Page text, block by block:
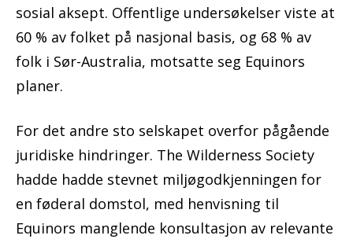
sosial aksept. Offentlige undersøkelser viste at
60 % av folket på nasjonal basis, og 68 % av
folk i Sør-Australia, motsatte seg Equinors
planer.
For det andre sto selskapet overfor pågående
juridiske hindringer. The Wilderness Society
hadde hadde stevnet miljøgodkjenningen for
en føderal domstol, med henvisning til
Equinors manglende konsultasjon av relevante